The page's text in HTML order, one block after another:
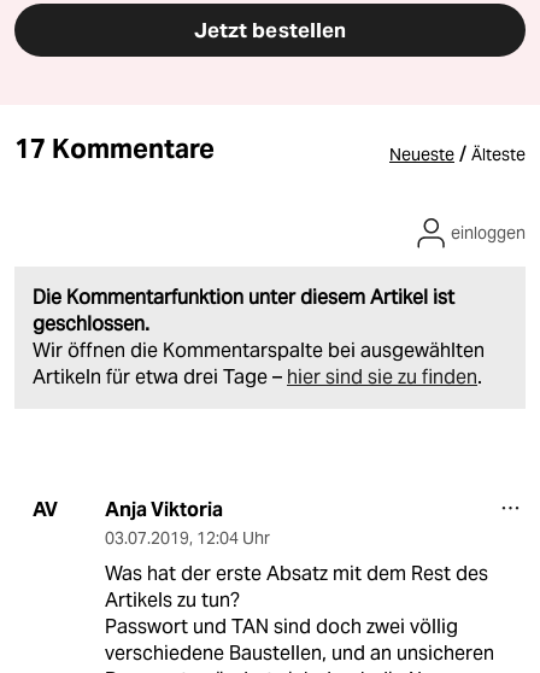
Jetzt bestellen
17 Kommentare Neueste / Älteste
Die Kommentarfunktion unter diesem Artikel ist
geschlossen.
Wir öffnen die Kommentarspalte bei ausgewählten
Artikeln für etwa drei Tage – hier sind sie zu finden.
einloggen
AV Anja Viktoria
03.07.2019, 12:04 Uhr
Was hat der erste Absatz mit dem Rest des
Artikels zu tun?
Passwort und TAN sind doch zwei völlig
verschiedene Baustellen, und an unsicheren